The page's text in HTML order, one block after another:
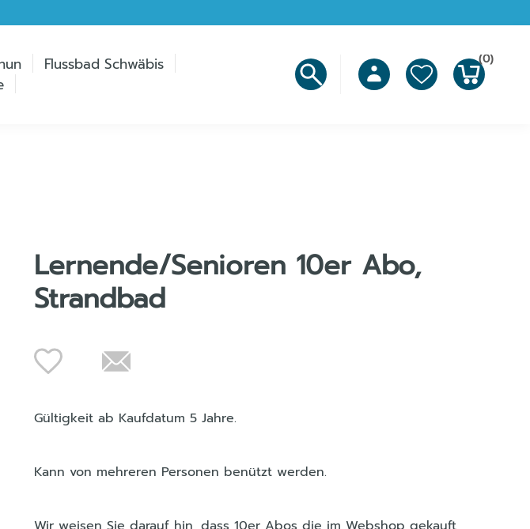
Flussbad Schwäbis
(0)
Lernende/Senioren 10er Abo,
Strandbad
Gültigkeit ab Kaufdatum 5 Jahre.
Kann von mehreren Personen benützt werden.